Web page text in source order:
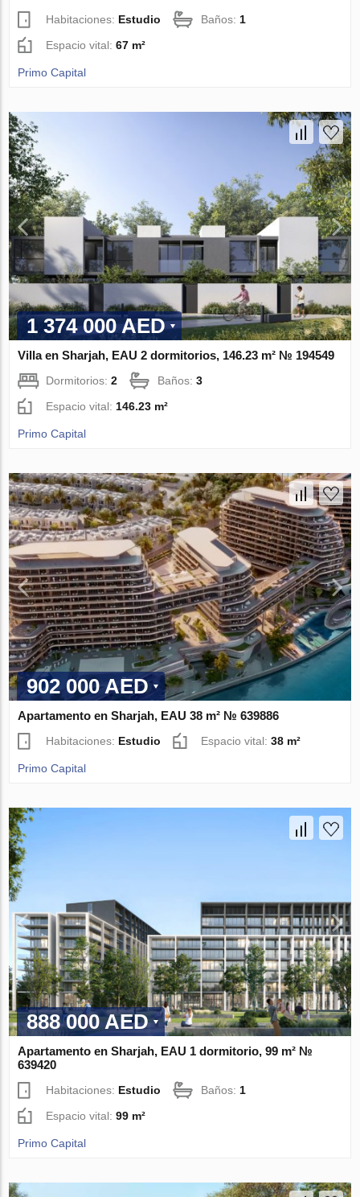
Habitaciones: Estudio Baños: 1
Espacio vital:67 m²
Primo Capital
1 374 000 AED
Villa en Sharjah, EAU 2 dormitorios, 146.23 m² № 194549
Dormitorios:2 Baños:3
Espacio vital: 146.23 m²
Primo Capital
902 000 AED
Apartamento en Sharjah, EAU 38 m² № 639886
Habitaciones: Estudio Espacio vital:38 m²
Primo Capital
888 000 AED
Apartamento en Sharjah, EAU 1 dormitorio, 99 m² №
639420
Habitaciones: Estudio Baños: 1
Espacio vital:99 m²
Primo Capital